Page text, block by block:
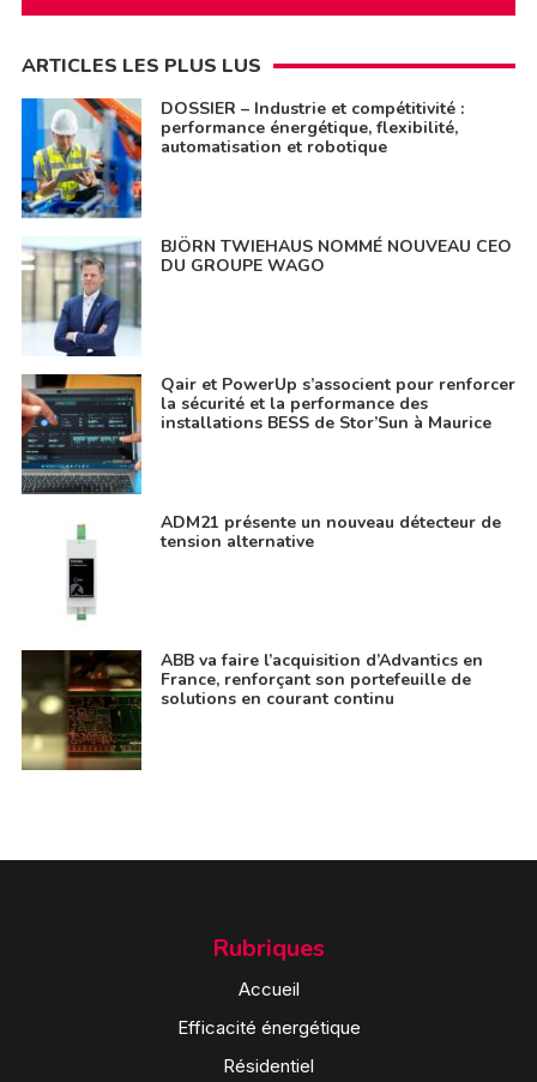
ARTICLES LES PLUS LUS
DOSSIER – Industrie et compétitivité :
performance énergétique, flexibilité,
automatisation et robotique
BJÖRN TWIEHAUS NOMMÉ NOUVEAU CEO
DU GROUPE WAGO
Qair et PowerUp s’associent pour renforcer
la sécurité et la performance des
installations BESS de Stor’Sun à Maurice
ADM21 présente un nouveau détecteur de
tension alternative
ABB va faire l’acquisition d’Advantics en
France, renforçant son portefeuille de
solutions en courant continu
Rubriques
Accueil
Efficacité énergétique
Résidentiel